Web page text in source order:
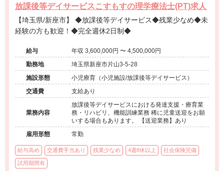
放課後等デイサービスこすもすの理学療法士(PT)求人
【埼玉県/新座市】 ◆放課後等デイサービス◆残業少なめ◆未
経験の方も歓迎！◆完全週休2日制◆
給与
年収 3,600,000円 〜 4,500,000円
勤務地
埼玉県新座市片山3-5-28
施設形態
小児療育（小児施設/放課後等デイサービス）
交通費
支給あり
業務内容
放課後等デイサービスにおける発達支援・療育業
務・リハビリ、機能訓練業務 稀に児童送迎をお願
いする場合もあります。 【送迎業務】あり
雇用形態
常勤
給与高め 交通費手当あり 残業少なめ 4週8休以上 社会保険完備
試用期間有